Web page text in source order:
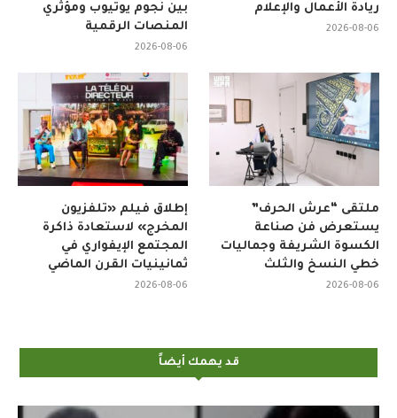
بين نجوم يوتيوب ومؤثري
المنصات الرقمية
2026-08-06
ريادة الأعمال والإعلام
2026-08-06
إطلاق فيلم «تلفزيون
المخرج» لاستعادة ذاكرة
المجتمع الإيفواري في
ثمانينيات القرن الماضي
2026-08-06
ملتقى “عرش الحرف”
يستعرض فن صناعة
الكسوة الشريفة وجماليات
خطي النسخ والثلث
2026-08-06
قد يهمك أيضاً